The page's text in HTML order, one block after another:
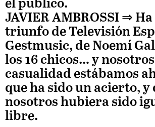
el público.
JAVIER AMBROSSI ⇒
triunfo de Televisión
Gestmusic, de Noemí
los 16 chicos… y
casualidad estábamos
que ha sido un acierto, y
nosotros hubiera sido
libre.